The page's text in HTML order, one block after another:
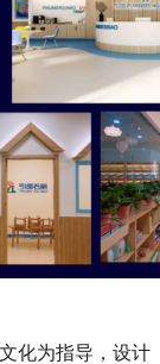
化为指导，设计